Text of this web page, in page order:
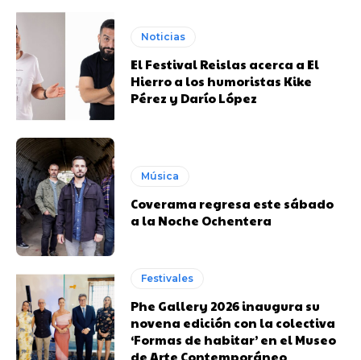
Noticias
El Festival Reislas acerca a El
Hierro a los humoristas Kike
Pérez y Darío López
Música
Coverama regresa este sábado
a la Noche Ochentera
Festivales
Phe Gallery 2026 inaugura su
novena edición con la colectiva
‘Formas de habitar’ en el Museo
de Arte Contemporáneo